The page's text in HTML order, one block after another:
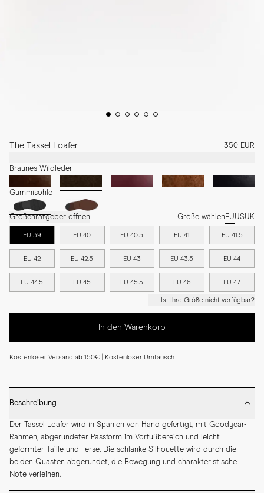
The Tassel Loafer 350 EUR
Braunes Wildleder
Gummisohle
Größenratgeber öffnen Größe wählenEUUSUK
EU 39 EU 40 EU 40.5 EU 41 EU 41.5
EU 42 EU 42.5 EU 43 EU 43.5 EU 44
EU 44.5 EU 45 EU 45.5 EU 46 EU 47
Ist Ihre Größe nicht verfügbar?
In den Warenkorb
Kostenloser Versand ab 150€ | Kostenloser Umtausch
Beschreibung
Der Tassel Loafer wird in Spanien von Hand gefertigt, mit Goodyear-
Rahmen, abgerundeter Passform im Vorfußbereich und leicht
geformter Taille und Ferse. Die schlanke Silhouette wird durch die
beiden Quasten abgerundet, die Bewegung und charakteristische
Note verleihen.